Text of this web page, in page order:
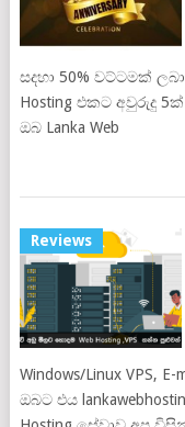
සදහා 50% වට්ටමක්
Hosting එකට අවුරුදු
ඔබ Lanka Web
Reviews
Windows/Linux VPS,
ඔබට එය